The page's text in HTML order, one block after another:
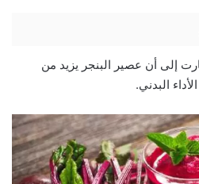
إلى أن عصير البنجر يزيد من
البدني.